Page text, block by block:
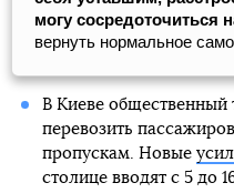
могу сосредоточиться
вернуть нормальное
В Киеве общественный
перевозить
пропускам. Новые
столице вводят с 5 до